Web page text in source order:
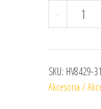
- ilość
SKU: HV8429-
Akcesoria /